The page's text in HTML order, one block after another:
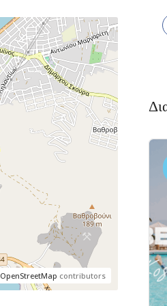
OpenStreetMap contributors
Premium
Kaminos
Resort
Λίμνη,
Βόρεια
Εύβοια 340 05